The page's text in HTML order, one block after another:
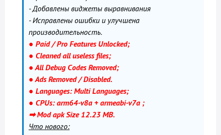
- Добавлены виджеты выравнивания
- Исправлены ошибки и улучшена
производительность.
● Paid / Pro Features Unlocked;
● Cleaned all useless files;
● All Debug Codes Removed;
● Ads Removed / Disabled.
● Languages: Multi Languages;
● CPUs: arm64-v8a + armeabi-v7a ;
➡ Mod apk Size 12.23 MB.
Что нового: